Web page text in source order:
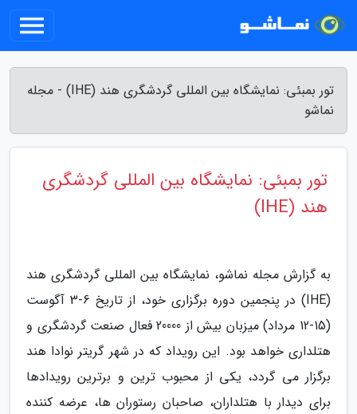
تور بمبئی: نمایشگاه بین المللی گردشگری هند (IHE) - مجله
نماشو
تور بمبئی: نمایشگاه بین المللی گردشگری
هند (IHE)
به گزارش مجله نماشو، نمایشگاه بین المللی گردشگری هند
(IHE) در پنجمین دوره برگزاری خود، از تاریخ 6-3 آگوست
(15-12 مرداد) میزبان بیش از 20000 فعال صنعت گردشگری و
هتلداری خواهد بود. این رویداد که در شهر گریتر نوادا هند
برگزار می گردد، یکی از محبوب ترین و برترین رویدادها
برای دیدار با هتلداران، صاحبان رستوران ها، عرضه کننده